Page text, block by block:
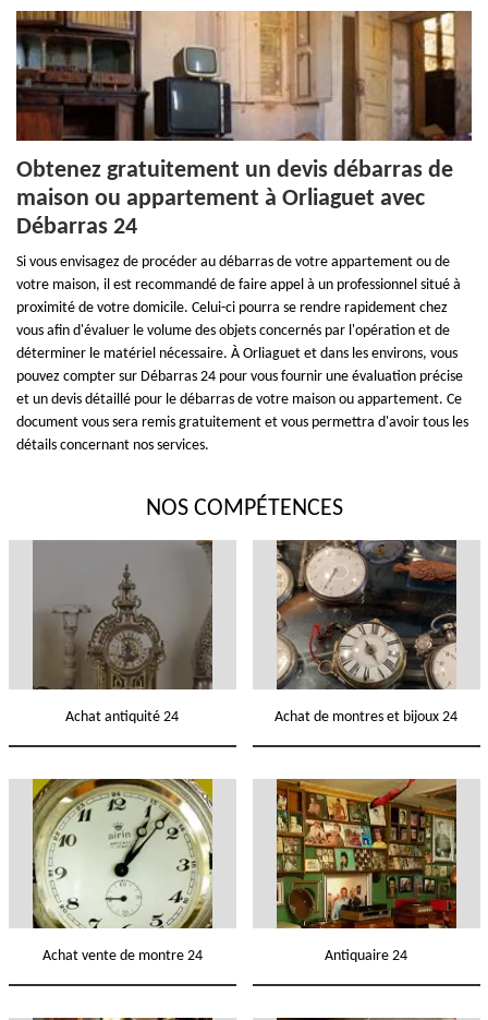
Obtenez gratuitement un devis débarras de
maison ou appartement à Orliaguet avec
Débarras 24
Si vous envisagez de procéder au débarras de votre appartement ou de
votre maison, il est recommandé de faire appel à un professionnel situé à
proximité de votre domicile. Celui-ci pourra se rendre rapidement chez
vous afin d'évaluer le volume des objets concernés par l'opération et de
déterminer le matériel nécessaire. À Orliaguet et dans les environs, vous
pouvez compter sur Débarras 24 pour vous fournir une évaluation précise
et un devis détaillé pour le débarras de votre maison ou appartement. Ce
document vous sera remis gratuitement et vous permettra d'avoir tous les
détails concernant nos services.
NOS COMPÉTENCES
Achat antiquité 24 Achat de montres et bijoux 24
Achat vente de montre 24 Antiquaire 24